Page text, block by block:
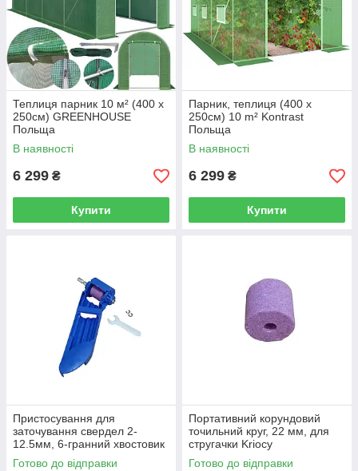
Теплиця парник 10 м² (400 x
250см) GREENHOUSE
Польща
В наявності
6 299 ₴
Купити
Парник, теплиця (400 x
250см) 10 m² Kontrast
Польща
В наявності
6 299 ₴
Купити
Пристосування для
заточування свердел 2-
12.5мм, 6-гранний хвостовик
під дриль, 160 мм Kriocy
Готово до відправки
Портативний корундовий
точильний круг, 22 мм, для
стругачки Kriocy
Готово до відправки